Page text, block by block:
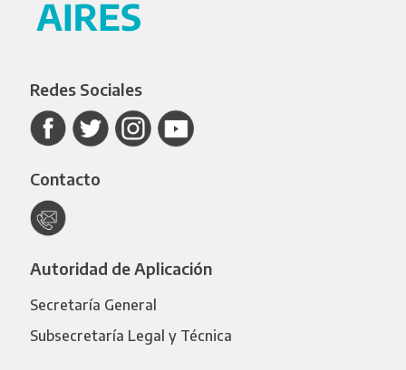
Redes Sociales
Contacto
Autoridad de Aplicación
Secretaría General
Subsecretaría Legal y Técnica